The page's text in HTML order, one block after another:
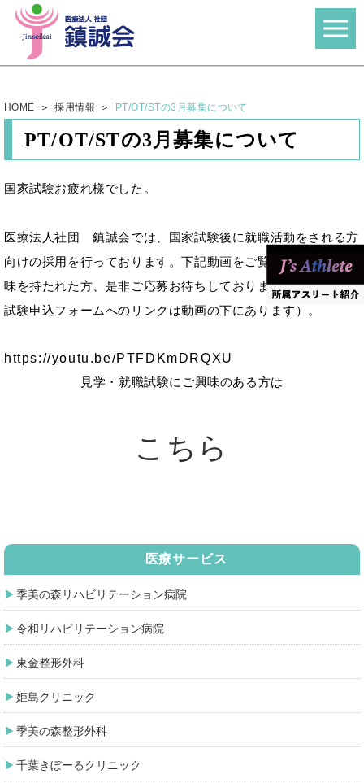
HOME 採用情報 PT/OT/STの3月募集について
PT/OT/STの3月募集について
国家試験お疲れ様でした。
医療法人社団 鎮誠会では、国家試験後に就職活動をされる方
向けの採用を行っております。下記動画をご覧いただき、ご興
味を持たれた方、是非ご応募お待ちしております（見学・就職
試験申込フォームへのリンクは動画の下にあります）。
https://youtu.be/PTFDKmDRQXU
見学・就職試験にご興味のある方は
こちら
医療サービス
季美の森リハビリテーション病院
令和リハビリテーション病院
東金整形外科
姫島クリニック
季美の森整形外科
千葉きぼーるクリニック